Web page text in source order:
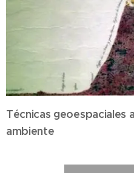
Técnicas geoespaciales
ambiente